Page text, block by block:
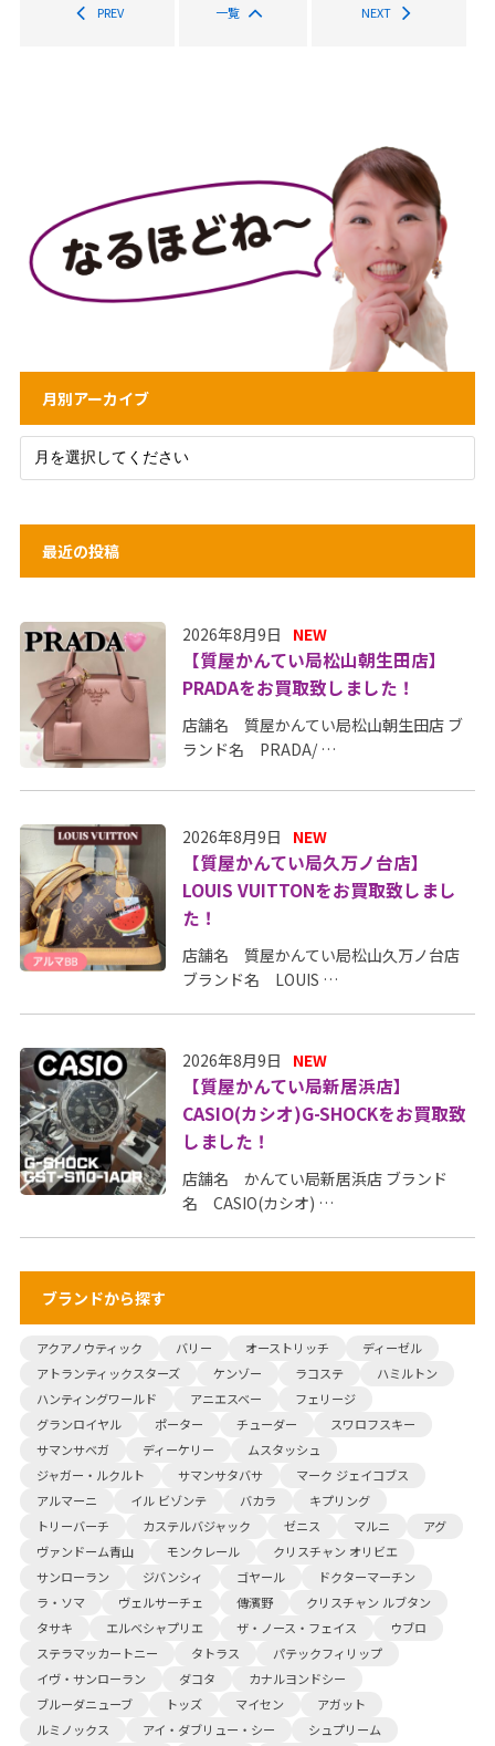
PREV 一覧 NEXT
月別アーカイブ
最近の投稿
2026年8月9日 NEW
【質屋かんてい局松山朝生田店】
PRADAをお買取致しました！
店舗名 質屋かんてい局松山朝生田店 ブ
ランド名 PRADA/ …
2026年8月9日 NEW
【質屋かんてい局久万ノ台店】
LOUIS VUITTONをお買取致しまし
た！
店舗名 質屋かんてい局松山久万ノ台店
ブランド名 LOUIS …
2026年8月9日 NEW
【質屋かんてい局新居浜店】
CASIO(カシオ)G-SHOCKをお買取致
しました！
店舗名 かんてい局新居浜店 ブランド
名 CASIO(カシオ) …
ブランドから探す
アクアノウティック バリー オーストリッチ
ディーゼル
アトランティックスターズ
ケンゾー ラコステ
ハミルトン
ハンティングワールド
アニエスベー
フェリージ
グランロイヤル
ポーター チューダー
スワロフスキー
サマンサベガ
ディーケリー
ムスタッシュ
ジャガー・ルクルト
サマンサタバサ
マーク ジェイコブス
アルマーニ
イル ビゾンテ バカラ
キプリング
トリーバーチ
カステルバジャック ゼニス マルニ
アグ
ヴァンドーム青山
モンクレール
クリスチャン オリビエ
サンローラン
ジバンシィ ゴヤール
ドクターマーチン
ラ・ソマ
ヴェルサーチェ 傳濱野
クリスチャン ルブタン
タサキ
エルベシャプリエ ザ・ノース・フェイス
ウブロ
ステラマッカートニー
タトラス
パテックフィリップ
イヴ・サンローラン
ダコタ
カナルヨンドシー
ブルーダニューブ
トッズ マイセン
アガット
ルミノックス
アイ・ダブリュー・シー シュプリーム